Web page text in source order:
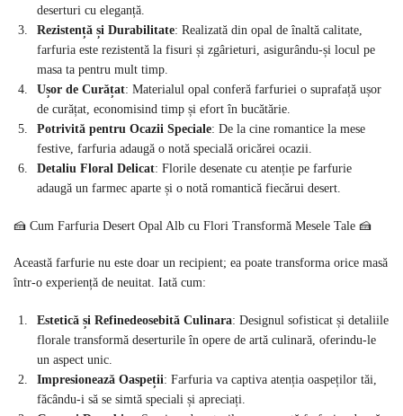
deserturi cu eleganță.
Rezistență și Durabilitate: Realizată din opal de înaltă calitate,
farfuria este rezistentă la fisuri și zgârieturi, asigurându-și locul pe
masa ta pentru mult timp.
Ușor de Curățat: Materialul opal conferă farfuriei o suprafață ușor
de curățat, economisind timp și efort în bucătărie.
Potrivită pentru Ocazii Speciale: De la cine romantice la mese
festive, farfuria adaugă o notă specială oricărei ocazii.
Detaliu Floral Delicat: Florile desenate cu atenție pe farfurie
adaugă un farmec aparte și o notă romantică fiecărui desert.
🍰 Cum Farfuria Desert Opal Alb cu Flori Transformă Mesele Tale 🍰
Această farfurie nu este doar un recipient; ea poate transforma orice masă
într-o experiență de neuitat. Iată cum:
Estetică și Refinedeosebită Culinara: Designul sofisticat și detaliile
florale transformă deserturile în opere de artă culinară, oferindu-le
un aspect unic.
Impresionează Oaspeții: Farfuria va captiva atenția oaspeților tăi,
făcându-i să se simtă speciali și apreciați.